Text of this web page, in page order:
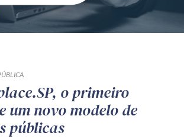
o primeiro
um novo modelo de
públicas